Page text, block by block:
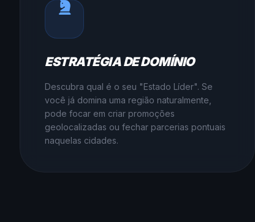
ESTRATÉGIA DE DOMÍNIO
Descubra qual é o seu "Estado Líder". Se
você já domina uma região naturalmente,
pode focar em criar promoções
geolocalizadas ou fechar parcerias pontuais
naquelas cidades.